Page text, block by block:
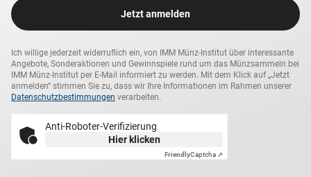
Jetzt anmelden
Ich willige jederzeit widerruflich ein, von IMM Münz-Institut über interessante
Angebote, Sonderaktionen und Gewinnspiele rund um das Münzsammeln bei
IMM Münz-Institut per E-Mail informiert zu werden. Mit dem Klick auf „Jetzt
anmelden“ stimmen Sie zu, dass wir Ihre Informationen im Rahmen unserer
Datenschutzbestimmungen verarbeiten.
Anti-Roboter-Verifizierung
Hier klicken
FriendlyCaptcha ⇗